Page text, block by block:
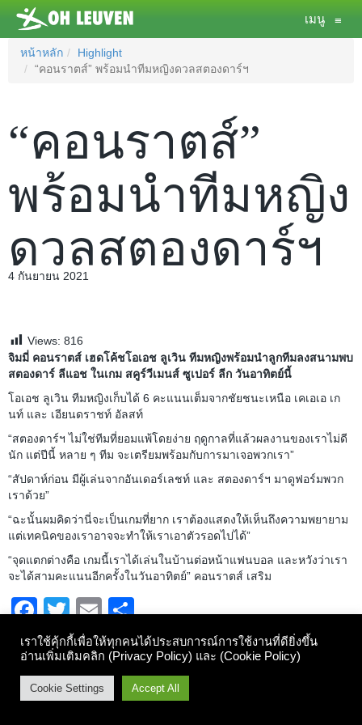
เมนู ≡
หน้าหลัก
Highlight
“คอนราตส์” พร้อมนำทีมหญิงดวลสตองดาร์ฯ
“คอนราตส์”
พร้อมนำทีมหญิง
ดวลสตองดาร์ฯ
4 กันยายน 2021
Views: 816
จิมมี่ คอนราตส์ เฮดโค้ชโอเอช ลูเวิน ทีมหญิงพร้อมนำลูกทีมลงสนามพบ
สตองดาร์ ลีแอช ในเกม สคูร์วีเมนส์ ซูเปอร์ ลีก วันอาทิตย์นี้
โอเอช ลูเวิน ทีมหญิงเก็บได้ 6 คะแนนเต็มจากชัยชนะเหนือ เคเอเอ เก
นท์ และ เอียนดราชท์ อัลสท์
“สตองดาร์ฯ ไม่ใช่ทีมที่ยอมแพ้โดยง่าย ฤดูกาลที่แล้วผลงานของเราไม่ดี
นัก แต่ปีนี้ หลาย ๆ ทีม จะเตรียมพร้อมกับการมาเจอพวกเรา”
“สัปดาห์ก่อน มีผู้เล่นจากอันเดอร์เลชท์ และ สตองดาร์ฯ มาดูฟอร์มพวก
เราด้วย”
“ฉะนั้นผมคิดว่านี่จะเป็นเกมที่ยาก เราต้องแสดงให้เห็นถึงความพยายาม
แต่เทคนิคของเราอาจจะทำให้เราเอาตัวรอดไปได้”
“จุดแตกต่างคือ เกมนี้เราได้เล่นในบ้านต่อหน้าแฟนบอล และหวังว่าเรา
จะได้สามคะแนนอีกครั้งในวันอาทิตย์” คอนราตส์ เสริม
Facebook
Twitter
EmailShare
นโยบายว่าด้วยความเป็นส่วนตัวและเงื่อนไขการใช้งานเว็บไซต์
© Copyright 2017 - 2018, OH Leuven Football Club TH
เราใช้คุ้กกี้เพื่อให้ทุกคนได้ประสบการณ์การใช้งานที่ดียิ่งขึ้น
อ่านเพิ่มเติมคลิก (Privacy Policy) และ (Cookie Policy)
Cookie Settings Accept All